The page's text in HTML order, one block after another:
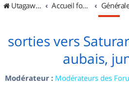
UtagawaVTT (Randos VTT et VTTAE avec traces GPS)
Accueil forum
sorties vers
aubais,
Modérateur : Modérateurs des